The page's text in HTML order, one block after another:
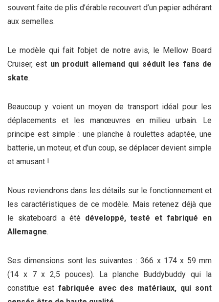
souvent faite de plis d’érable recouvert d’un papier adhérant
aux semelles.
Le modèle qui fait l’objet de notre avis, le Mellow Board
Cruiser, est un produit allemand qui séduit les fans de
skate.
Beaucoup y voient un moyen de transport idéal pour les
déplacements et les manœuvres en milieu urbain. Le
principe est simple : une planche à roulettes adaptée, une
batterie, un moteur, et d’un coup, se déplacer devient simple
et amusant !
Nous reviendrons dans les détails sur le fonctionnement et
les caractéristiques de ce modèle. Mais retenez déjà que
le skateboard a été développé, testé et fabriqué en
Allemagne.
Ses dimensions sont les suivantes : 366 x 174 x 59 mm
(14 x 7 x 2,5 pouces). La planche Buddybuddy qui la
constitue est fabriquée avec des matériaux, qui sont